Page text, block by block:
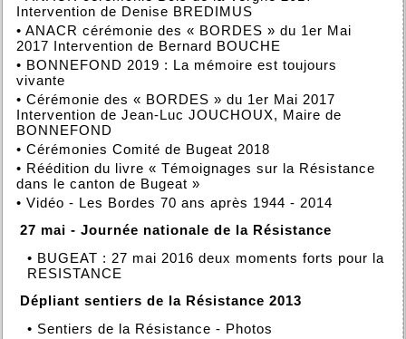
Intervention de Denise BREDIMUS
• ANACR cérémonie des « BORDES » du 1er Mai
2017 Intervention de Bernard BOUCHE
• BONNEFOND 2019 : La mémoire est toujours
vivante
• Cérémonie des « BORDES » du 1er Mai 2017
Intervention de Jean-Luc JOUCHOUX, Maire de
BONNEFOND
• Cérémonies Comité de Bugeat 2018
• Réédition du livre « Témoignages sur la Résistance
dans le canton de Bugeat »
• Vidéo - Les Bordes 70 ans après 1944 - 2014
27 mai - Journée nationale de la Résistance
• BUGEAT : 27 mai 2016 deux moments forts pour la
RESISTANCE
Dépliant sentiers de la Résistance 2013
• Sentiers de la Résistance - Photos